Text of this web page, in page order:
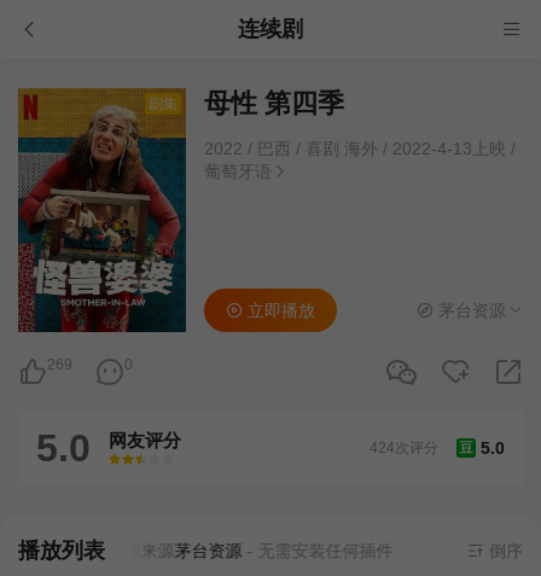
连续剧
剧集 母性 第四季
2022 / 巴西 / 喜剧 海外 / 2022-4-13上映 /
葡萄牙语
269 0
立即播放 茅台资源
5.0 网友评分
很差
较差还行推荐力荐
豆 5.0
424次评分
播放列表
当前资源来源茅台资源- 无需安装任何插件 倒序